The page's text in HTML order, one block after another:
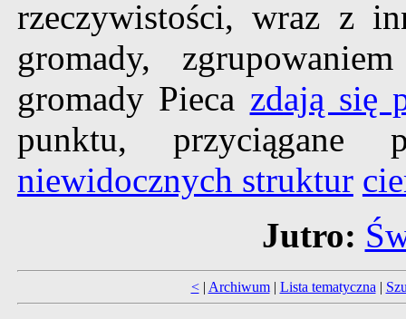
rzeczywistości, wraz z
gromady,
gromady Pieca zdają się
punktu, przyciągane
niewidocznych struktur
Jutro:
<| Archiwum| Lista tematyczna |